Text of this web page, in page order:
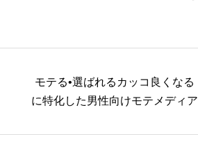
モテる•選ばれるカッコ良くなる
に特化した男性向けモテメディア